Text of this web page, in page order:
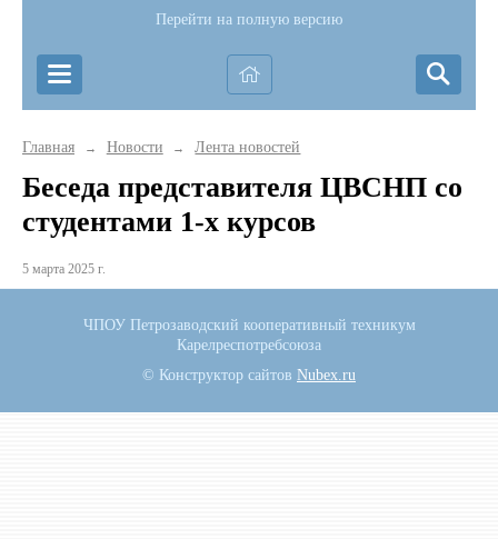
Перейти на полную версию
Главная → Новости → Лента новостей
Беседа представителя ЦВСНП со
студентами 1-х курсов
5 марта 2025 г.
ЧПОУ Петрозаводский кооперативный техникум
Карелреспотребсоюза
© Конструктор сайтов Nubex.ru